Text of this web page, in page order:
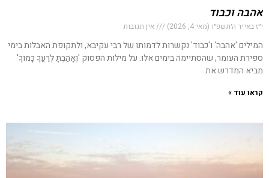
אהבה וכבוד
י״ז באייר ה׳תשפ״ו (מאי 4, 2026) אין תגובות
המילים 'אהבה' ו'כבוד' נקשרות לדמותו של רבי עקיבא, ולתקופת האבלות בימי
ספירת העומר, שהסתיימה בימים אלו. על מילות הפסוק 'וְאָהַבְתָּ לְרֵעֲךָ כָּמוֹךָ'
מביא המדרש את
קראו עוד »